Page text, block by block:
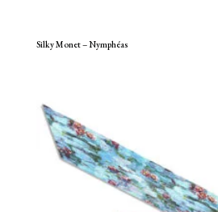
Silky Monet – Nymphéas